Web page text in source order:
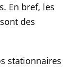
En bref, les
des
stationnaires